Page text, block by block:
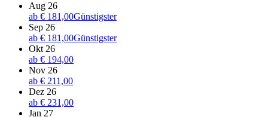
Aug 26
ab € 181,00Günstigster
Sep 26
ab € 181,00Günstigster
Okt 26
ab € 194,00
Nov 26
ab € 211,00
Dez 26
ab € 231,00
Jan 27